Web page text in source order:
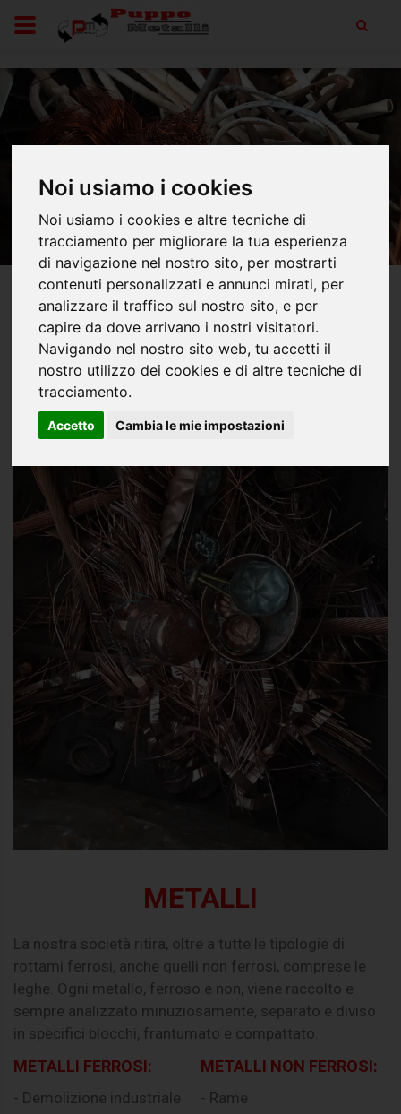
Noi usiamo i cookies
Noi usiamo i cookies e altre tecniche di
tracciamento per migliorare la tua esperienza
di navigazione nel nostro sito, per mostrarti
contenuti personalizzati e annunci mirati, per
analizzare il traffico sul nostro sito, e per
capire da dove arrivano i nostri visitatori.
Navigando nel nostro sito web, tu accetti il
nostro utilizzo dei cookies e di altre tecniche di
tracciamento.
Accetto Cambia le mie impostazioni
METALLI
La nostra società ritira, oltre a tutte le tipologie di
rottami ferrosi, anche quelli non ferrosi, comprese le
leghe. Ogni metallo, ferroso e non, viene raccolto e
sempre analizzato minuziosamente, separato e diviso
in specifici blocchi, frantumato e compattato.
METALLI FERROSI:
- Demolizione industriale
METALLI NON FERROSI:
- Rame